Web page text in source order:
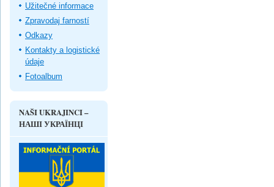
Užitečné informace
Zpravodaj farností
Odkazy
Kontakty a logistické
údaje
Fotoalbum
NAŠI UKRAJINCI –
НАШІ УКРАЇНЦІ